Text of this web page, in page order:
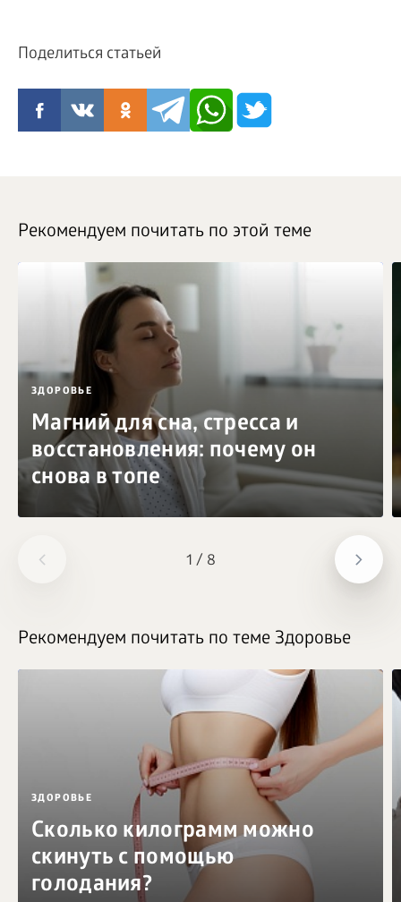
Поделиться статьей
1 / 8
Рекомендуем почитать по этой теме
ЗДОРОВЬЕ
Магний для сна, стресса и
восстановления: почему он
снова в топе
Рекомендуем почитать по теме Здоровье
ЗДОРОВЬЕ
Сколько килограмм можно
скинуть с помощью
голодания?